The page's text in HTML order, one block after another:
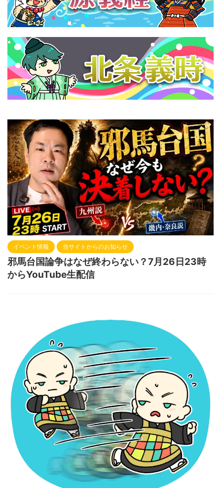
イベント情報 当サイトからのお知らせ
邪馬台国論争はなぜ終わらない？7月26日23時
からYouTube生配信